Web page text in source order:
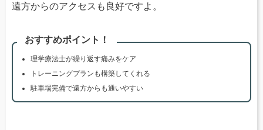
遠方からのアクセスも良好ですよ。
おすすめポイント！
理学療法士が繰り返す痛みをケア
トレーニングプランも構築してくれる
駐車場完備で遠方からも通いやすい